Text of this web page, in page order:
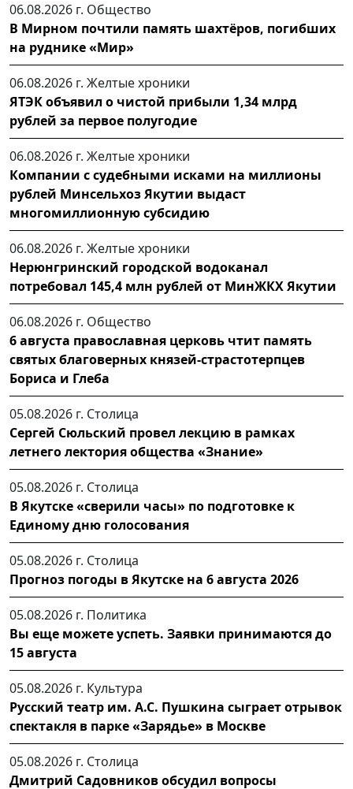
06.08.2026 г. Общество
В Мирном почтили память шахтёров, погибших
на руднике «Мир»
06.08.2026 г. Желтые хроники
ЯТЭК объявил о чистой прибыли 1,34 млрд
рублей за первое полугодие
06.08.2026 г. Желтые хроники
Компании с судебными исками на миллионы
рублей Минсельхоз Якутии выдаст
многомиллионную субсидию
06.08.2026 г. Желтые хроники
Нерюнгринский городской водоканал
потребовал 145,4 млн рублей от МинЖКХ Якутии
06.08.2026 г. Общество
6 августа православная церковь чтит память
святых благоверных князей-страстотерпцев
Бориса и Глеба
05.08.2026 г. Столица
Сергей Сюльский провел лекцию в рамках
летнего лектория общества «Знание»
05.08.2026 г. Столица
В Якутске «сверили часы» по подготовке к
Единому дню голосования
05.08.2026 г. Столица
Прогноз погоды в Якутске на 6 августа 2026
05.08.2026 г. Политика
Вы еще можете успеть. Заявки принимаются до
15 августа
05.08.2026 г. Культура
Русский театр им. А.С. Пушкина сыграет отрывок
спектакля в парке «Зарядье» в Москве
05.08.2026 г. Столица
Дмитрий Садовников обсудил вопросы